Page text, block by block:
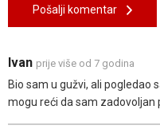
Pošalji komentar
Ivan prije više od 7 godina
Bio sam u gužvi, ali pogledao
mogu reći da sam zadovoljan